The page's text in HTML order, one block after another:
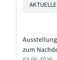
zum